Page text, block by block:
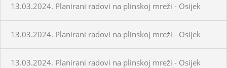
13.03.2024. Planirani radovi na plinskoj mreži - Osijek
13.03.2024. Planirani radovi na plinskoj mreži - Osijek
13.03.2024. Planirani radovi na plinskoj mreži - Osijek